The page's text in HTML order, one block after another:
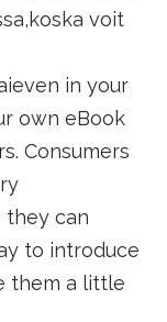
voit
in your
own eBook
Consumers
they can
to introduce
them a little